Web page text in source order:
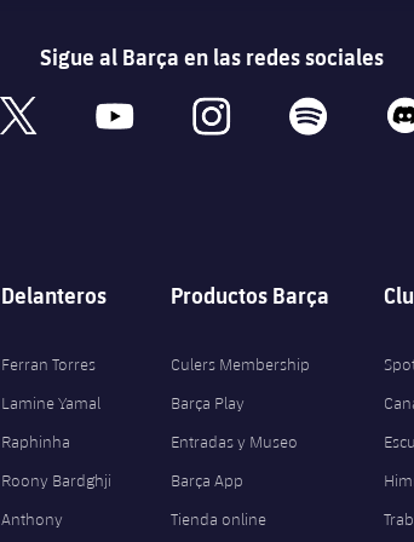
Sigue al Barça en las redes sociales
x youtube instagram spotify
Delanteros
Ferran Torres
Lamine Yamal
Raphinha
Roony Bardghji
Anthony
Productos Barça
Culers Membership
Barça Play
Entradas y Museo
Barça App
Tienda online